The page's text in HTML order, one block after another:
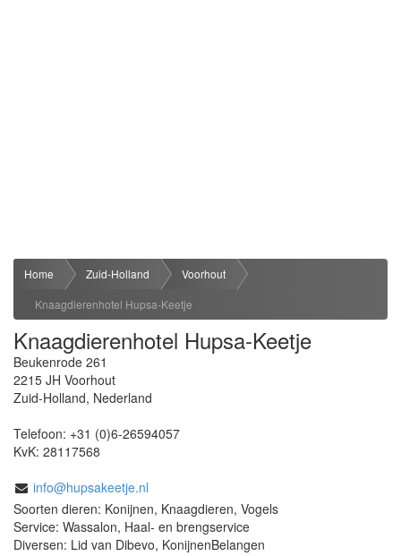
Home Zuid-Holland
Voorhout
Knaagdierenhotel Hupsa-Keetje
Knaagdierenhotel Hupsa-Keetje
Beukenrode 261
2215 JH Voorhout
Zuid-Holland, Nederland
Telefoon: +31 (0)6-26594057
KvK: 28117568
info@hupsakeetje.nl
Soorten dieren: Konijnen, Knaagdieren, Vogels
Service: Wassalon, Haal- en brengservice
Diversen: Lid van Dibevo, KonijnenBelangen